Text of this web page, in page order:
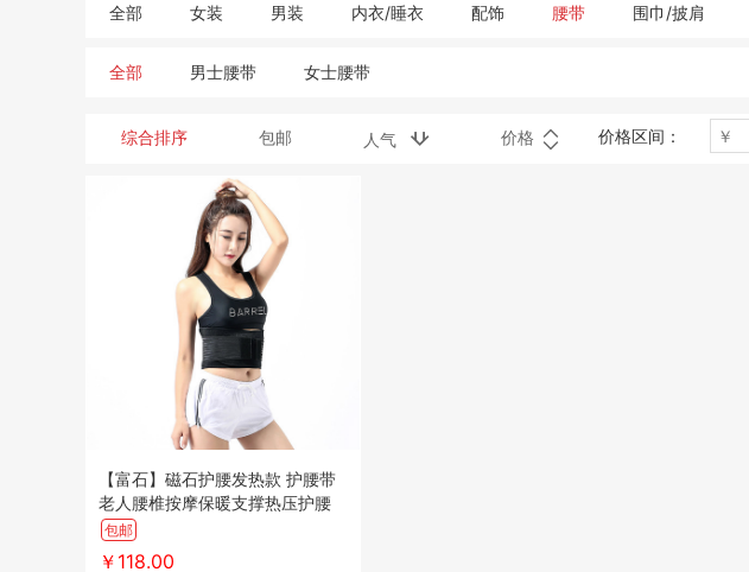
全部 女装 男装 内衣/睡衣 配饰 腰带 围巾/披肩
全部 男士腰带 女士腰带
综合排序 包邮 人气 价格 价格区间：
【富石】磁石护腰发热款 护腰带
老人腰椎按摩保暖支撑热压护腰
包邮
￥118.00